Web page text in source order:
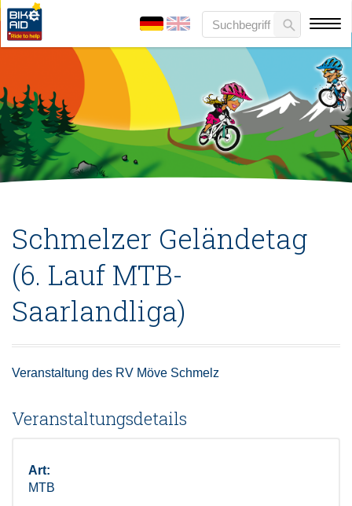
Schmelzer Geländetag
(6. Lauf MTB-
Saarlandliga)
Veranstaltung des RV Möve Schmelz
Veranstaltungsdetails
Art:
MTB